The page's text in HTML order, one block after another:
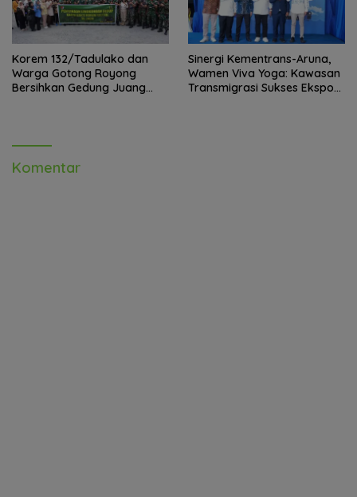
Korem 132/Tadulako dan
Warga Gotong Royong
Bersihkan Gedung Juang
Sinergi Kementrans-Aruna,
Wamen Viva Yoga: Kawasan
Transmigrasi Sukses Ekspor
Komentar